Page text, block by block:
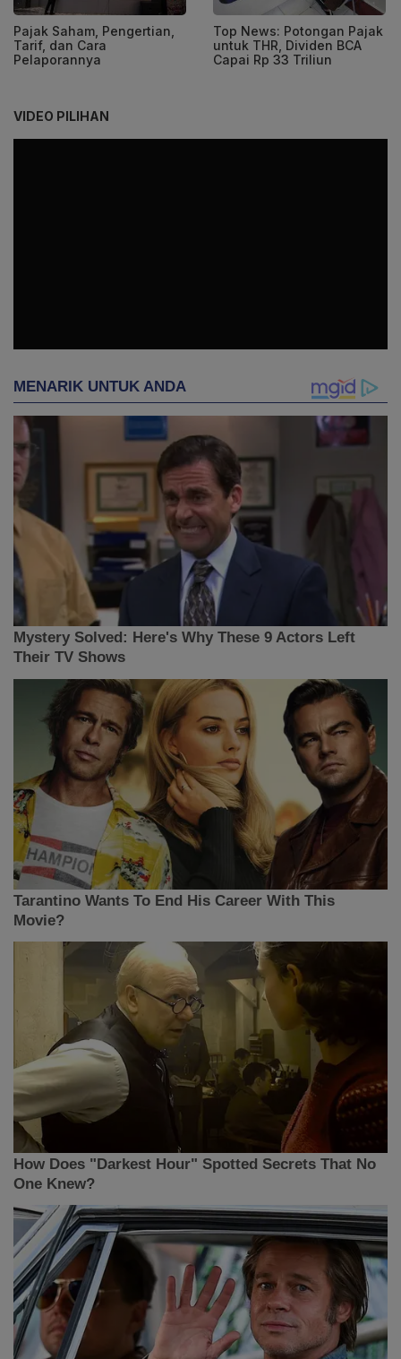
Pajak Saham, Pengertian,
Tarif, dan Cara
Pelaporannya
Top News: Potongan Pajak
untuk THR, Dividen BCA
Capai Rp 33 Triliun
VIDEO PILIHAN